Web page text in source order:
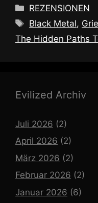
Kategorien
REZENSIONEN
Schlagwörter
Black Metal,
The Hidden Paths
Evilized Archiv
Juli 2026 (2)
April 2026 (2)
März 2026 (2)
Februar 2026 (2)
Januar 2026 (6)